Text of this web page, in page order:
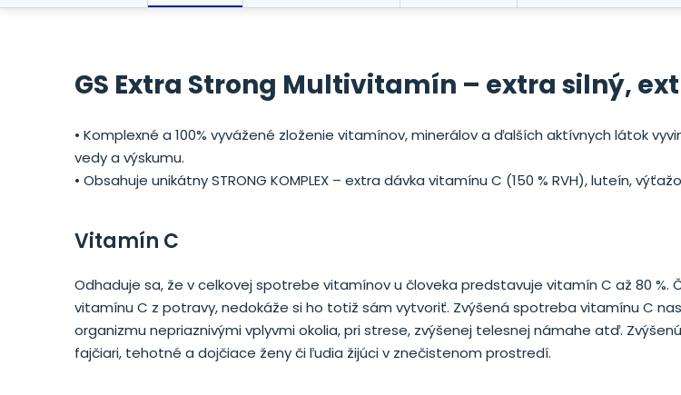
GS Extra Strong Multivitamín – extra silný,
• Komplexné a 100% vyvážené zloženie vitamínov, minerálov a ďalších aktívnych látok
vedy a výskumu.
• Obsahuje unikátny STRONG KOMPLEX – extra dávka vitamínu C (150 % RVH), luteín,
Vitamín C
Odhaduje sa, že v celkovej spotrebe vitamínov u človeka predstavuje vitamín C až 80 %.
vitamínu C z potravy, nedokáže si ho totiž sám vytvoriť. Zvýšená spotreba vitamínu C
organizmu nepriaznivými vplyvmi okolia, pri strese, zvýšenej telesnej námahe atď.
fajčiari, tehotné a dojčiace ženy či ľudia žijúci v znečistenom prostredí.